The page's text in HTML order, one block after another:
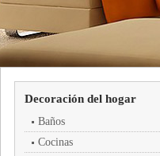
Decoración del hogar
Baños
Cocinas